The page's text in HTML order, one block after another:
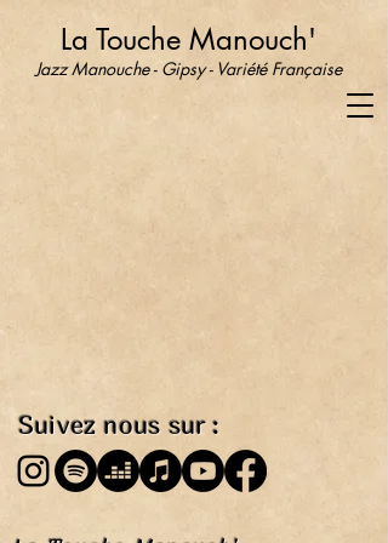
La Touche Manouch'
Jazz Manouche - Gipsy- Variété Française
Suivez nous sur :